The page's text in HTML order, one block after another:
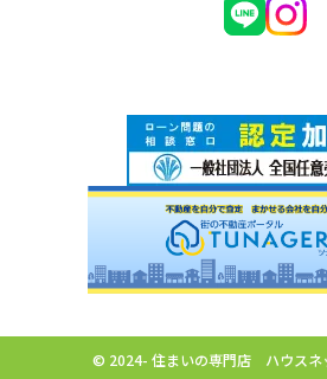
© 2024- 住まいの専門店 ハウスネ